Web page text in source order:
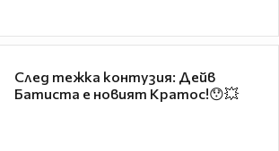
След тежка контузия: Дейв
Батиста е новият Кратос!😯💥